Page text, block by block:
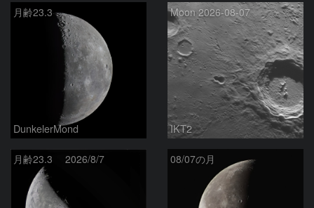
月齢23.3
DunkelerMond
Moon 2026-08-07
IKT2
月齢23.3 2026/8/7 08/07の月